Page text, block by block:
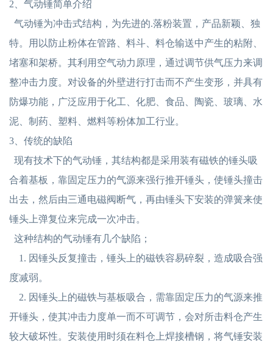
2、气动锤简单介绍
气动锤为冲击式结构，为先进的.落粉装置，产品新颖、独
特。用以防止粉体在管路、料斗、料仓输送中产生的粘附、
堵塞和架桥。其利用空气动力原理，通过调节供气压力来调
整冲击力度。对设备的外壁进行打击而不产生变形，并具有
防爆功能，广泛应用于化工、化肥、食品、陶瓷、玻璃、水
泥、制药、塑料、燃料等粉体加工行业。
3、传统的缺陷
现有技术下的气动锤，其结构都是采用装有磁铁的锤头吸
合着基板，靠固定压力的气源来强行推开锤头，使锤头撞击
出去，然后由三通电磁阀断气，再由锤头下安装的弹簧来使
锤头上弹复位来完成一次冲击。
这种结构的气动锤有几个缺陷；
1. 因锤头反复撞击，锤头上的磁铁容易碎裂，造成吸合强
度减弱。
2. 因锤头上的磁铁与基板吸合，需靠固定压力的气源来推
开锤头，使其冲击力度单一而不可调节，会对所击料仓产生
较大破坏性。安装使用时须在料仓上焊接槽钢，将气锤安装